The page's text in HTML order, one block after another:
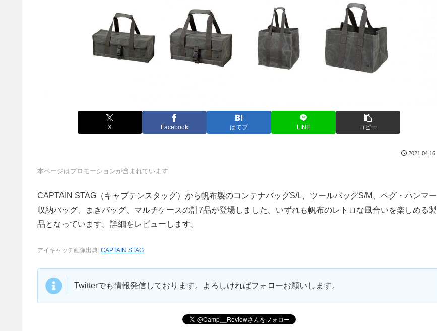
X Facebook はてブ LINE コピー
2021.04.16
本ページはプロモーションが含まれています
CAPTAIN STAG（キャプテンスタッグ）から帆布製のコンテナバッグS/L、ツールバッグS/M、ペグ・ハンマー
収納バッグ、まきバッグ、マルチケースの計7品が登場しました。いずれも帆布のレトロな風合いを楽しめる製
品となっています。詳細をレビューします。
アイキャッチ画像出典: CAPTAIN STAG
Twitterでも情報発信しております。よろしければフォローお願いします。